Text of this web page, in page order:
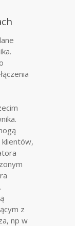
z
np w